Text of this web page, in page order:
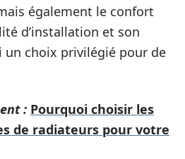
également le confort
d’installation et son
choix privilégié pour de
: Pourquoi choisir les
de radiateurs pour votre